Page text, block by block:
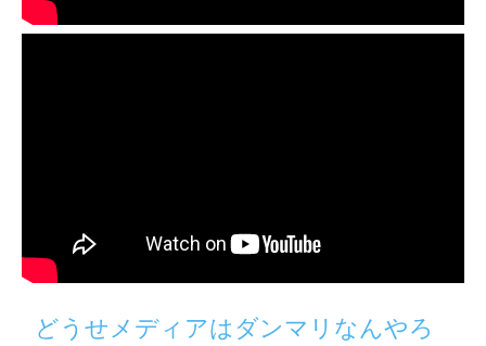
どうせメディアはダンマリなんやろ